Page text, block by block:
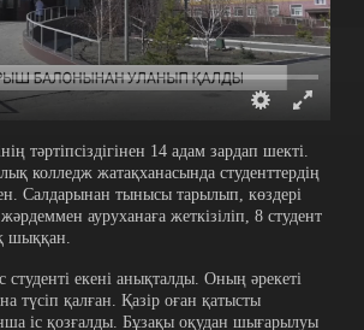
тәртіпсіздігінен 14 адам зардап шекті.
колледж жатақханасында студенттердің
Салдарынан тынысы тарылып, көздері
ауруханаға жеткізіліп, 8 студент
шыққан.
екені анықталды. Оның әрекеті
түсіп қалған. Қазір оған қатысты
іс қозғалды. Бұзақы оқудан шығарылуы